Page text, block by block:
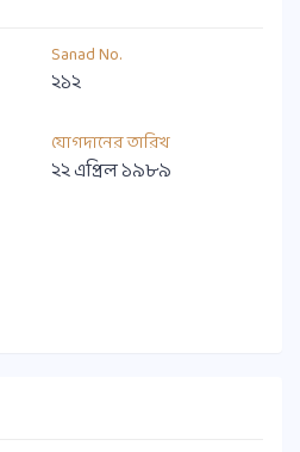
Sanad No.
২১২
যোগদানের তারিখ
২২ এপ্রিল ১৯৮৯